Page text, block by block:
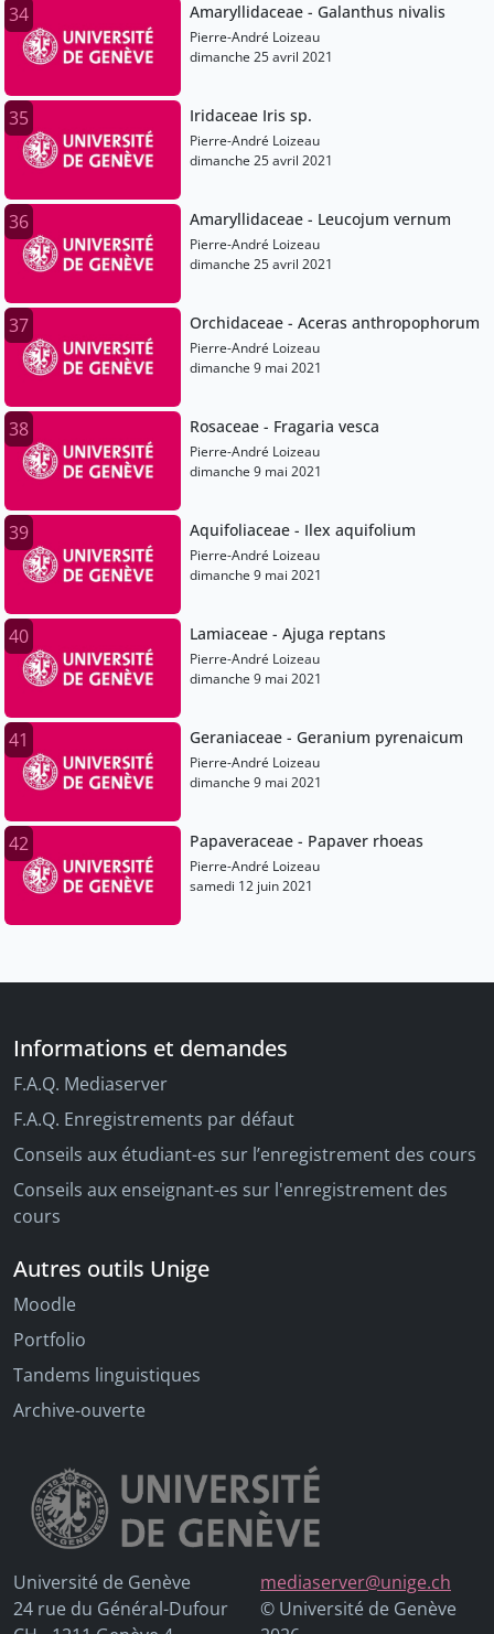
34 Amaryllidaceae - Galanthus nivalis
Pierre-André Loizeau
dimanche 25 avril 2021
35 Iridaceae Iris sp.
Pierre-André Loizeau
dimanche 25 avril 2021
36 Amaryllidaceae - Leucojum vernum
Pierre-André Loizeau
dimanche 25 avril 2021
37 Orchidaceae - Aceras anthropophorum
Pierre-André Loizeau
dimanche 9 mai 2021
38 Rosaceae - Fragaria vesca
Pierre-André Loizeau
dimanche 9 mai 2021
39 Aquifoliaceae - Ilex aquifolium
Pierre-André Loizeau
dimanche 9 mai 2021
40 Lamiaceae - Ajuga reptans
Pierre-André Loizeau
dimanche 9 mai 2021
41 Geraniaceae - Geranium pyrenaicum
Pierre-André Loizeau
dimanche 9 mai 2021
42 Papaveraceae - Papaver rhoeas
Pierre-André Loizeau
samedi 12 juin 2021
Informations et demandes
F.A.Q. Mediaserver
F.A.Q. Enregistrements par défaut
Conseils aux étudiant-es sur l’enregistrement des cours
Conseils aux enseignant-es sur l'enregistrement des
cours
Autres outils Unige
Moodle
Portfolio
Tandems linguistiques
Archive-ouverte
Université de Genève
24 rue du Général-Dufour
mediaserver@unige.ch
© Université de Genève